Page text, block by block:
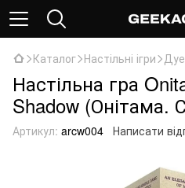
Каталог Настільні ігри
Настільна гра
Shadow (Онітама.
Артикул: arcw004 Написати